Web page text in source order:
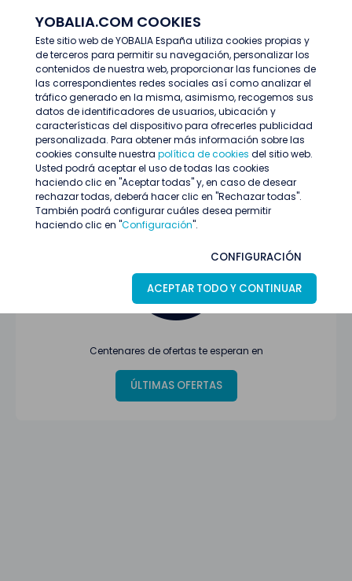
YOBALIA.COM COOKIES
Este sitio web de YOBALIA España utiliza cookies propias y
de terceros para permitir su navegación, personalizar los
contenidos de nuestra web, proporcionar las funciones de
las correspondientes redes sociales así como analizar el
tráfico generado en la misma, asimismo, recogemos sus
datos de identificadores de usuarios, ubicación y
características del dispositivo para ofrecerles publicidad
personalizada. Para obtener más información sobre las
cookies consulte nuestra política de cookies del sitio web.
Usted podrá aceptar el uso de todas las cookies
haciendo clic en "Aceptar todas" y, en caso de desear
rechazar todas, deberá hacer clic en "Rechazar todas".
También podrá configurar cuáles desea permitir
haciendo clic en "Configuración".
CONFIGURACIÓN
ACEPTAR TODO Y CONTINUAR
Últimas ofertas
Oferta no encontrada o ha finalizado su
proceso de selección
Centenares de ofertas te esperan en
ÚLTIMAS OFERTAS